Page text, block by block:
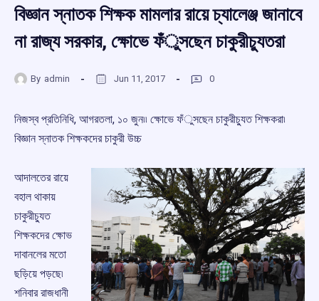
বিজ্ঞান স্নাতক শিক্ষক মামলার রায়ে চ্যালেঞ্জ জানাবে
না রাজ্য সরকার, ক্ষোভে ফঁুসছেন চাকুরীচ্যুতরা
By admin Jun 11, 2017 0
নিজস্ব প্রতিনিধি, আগরতলা, ১০ জুন৷৷ ক্ষোভে ফঁুসছেন চাকুরীচ্যুত শিক্ষকরা৷
বিজ্ঞান স্নাতক শিক্ষকদের চাকুরী উচ্চ
আদালতের রায়ে
বহাল থাকায়
চাকুরীচ্যুত
শিক্ষকদের ক্ষোভ
দাবানলের মতো
ছড়িয়ে পড়ছে৷
শনিবার রাজধানী